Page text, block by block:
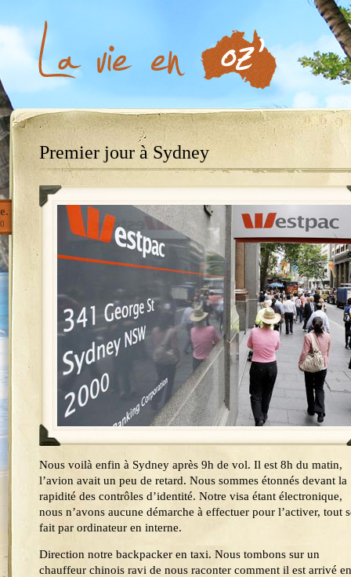
Premier jour à Sydney
Nous voilà enfin à Sydney après 9h de vol. Il est 8h du matin,
l’avion avait un peu de retard. Nous sommes étonnés devant la
rapidité des contrôles d’identité. Notre visa étant électronique,
nous n’avons aucune démarche à effectuer pour l’activer, tout
fait par ordinateur en interne.
Direction notre backpacker en taxi. Nous tombons sur un
chauffeur chinois ravi de nous raconter comment il est arrivé en